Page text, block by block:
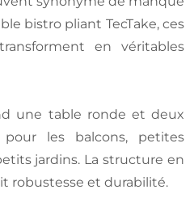
bistro pliant TecTake, ces
en véritables
une table ronde et deux
pour les balcons, petites
jardins. La structure en
robustesse et durabilité.